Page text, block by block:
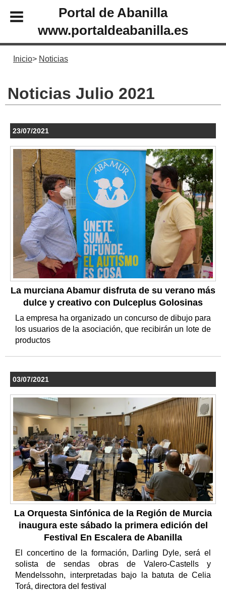
Portal de Abanilla
www.portaldeabanilla.es
Inicio Noticias
Noticias Julio 2021
23/07/2021
La murciana Abamur disfruta de su verano más
dulce y creativo con Dulceplus Golosinas
La empresa ha organizado un concurso de dibujo para
los usuarios de la asociación, que recibirán un lote de
productos
03/07/2021
La Orquesta Sinfónica de la Región de Murcia
inaugura este sábado la primera edición del
Festival En Escalera de Abanilla
El concertino de la formación, Darling Dyle, será el
solista de sendas obras de Valero-Castells y
Mendelssohn, interpretadas bajo la batuta de Celia
Torá, directora del festival